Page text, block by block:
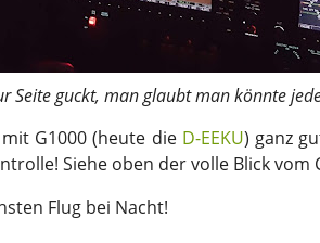
Seite guckt, man glaubt man könnte
G1000 (heute die D-EEKU) ganz
Siehe oben der volle Blick
Flug bei Nacht!